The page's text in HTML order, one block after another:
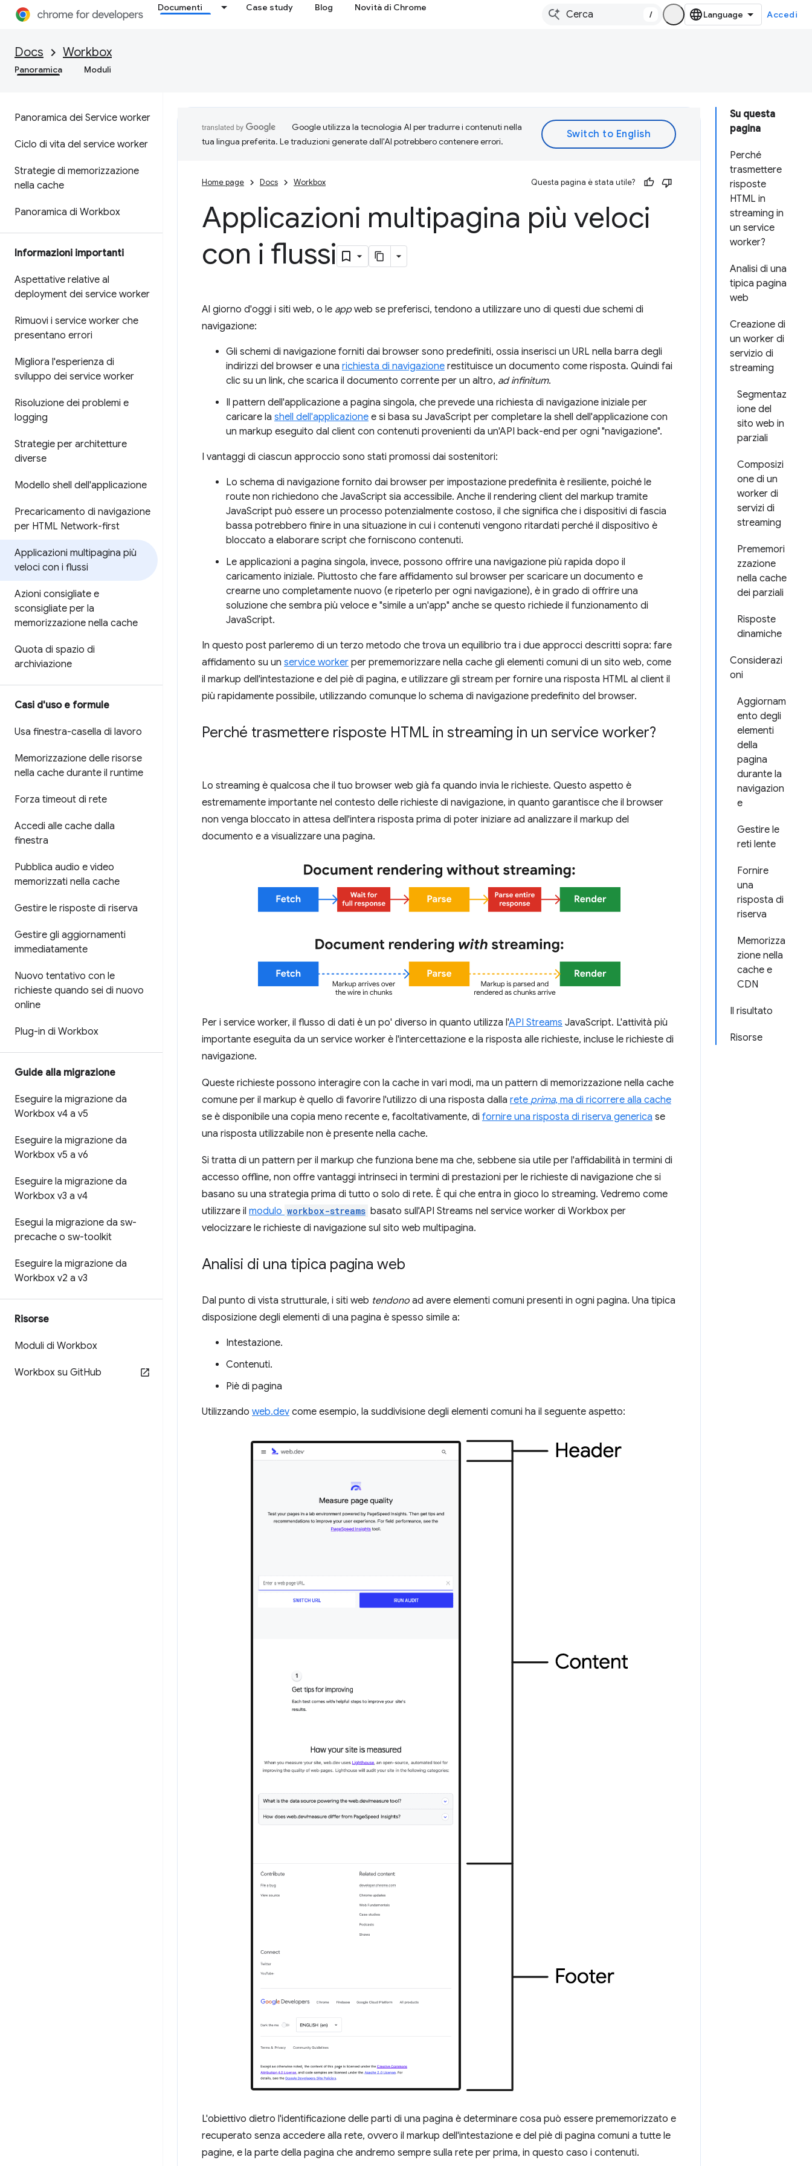
Documenti Case study Blog Novità di Chrome
/ Accedi
Docs Workbox
Panoramica Moduli
Panoramica dei Service worker
Ciclo di vita del service worker
Strategie di memorizzazione
nella cache
Panoramica di Workbox
Informazioni importanti
Aspettative relative al
deployment dei service worker
Rimuovi i service worker che
presentano errori
Migliora l'esperienza di
sviluppo dei service worker
Risoluzione dei problemi e
logging
Strategie per architetture
diverse
Modello shell dell'applicazione
Precaricamento di navigazione
per HTML Network-first
Applicazioni multipagina più
veloci con i flussi
Azioni consigliate e
sconsigliate per la
memorizzazione nella cache
Quota di spazio di
archiviazione
Casi d'uso e formule
Usa finestra-casella di lavoro
Memorizzazione delle risorse
nella cache durante il runtime
Forza timeout di rete
Accedi alle cache dalla
finestra
Pubblica audio e video
memorizzati nella cache
Gestire le risposte di riserva
Gestire gli aggiornamenti
immediatamente
Nuovo tentativo con le
richieste quando sei di nuovo
online
Plug-in di Workbox
Guide alla migrazione
Eseguire la migrazione da
Workbox v4 a v5
Eseguire la migrazione da
Workbox v5 a v6
Eseguire la migrazione da
Workbox v3 a v4
Esegui la migrazione da sw-
precache o sw-toolkit
Eseguire la migrazione da
Workbox v2 a v3
Risorse
Moduli di Workbox
Workbox su GitHub
Su questa
pagina
Perché
trasmettere
risposte
HTML in
streaming in
un service
worker?
Analisi di una
tipica pagina
web
Creazione di
un worker di
servizio di
streaming
Segmentaz
ione del
sito web in
parziali
Composizi
one di un
worker di
servizi di
streaming
Prememori
zzazione
nella cache
dei parziali
Risposte
dinamiche
Considerazi
oni
Aggiornam
ento degli
elementi
della
pagina
durante la
navigazion
e
Gestire le
reti lente
Fornire
una
risposta di
riserva
Memorizza
zione nella
cache e
CDN
Il risultato
Risorse
Google utilizza la tecnologia AI per tradurre i contenuti nella
tua lingua preferita. Le traduzioni generate dall'AI potrebbero contenere errori.
Home page Docs Workbox Questa pagina è stata utile?
Applicazioni multipagina più veloci
con i flussi
Al giorno d'oggi i siti web, o le appweb se preferisci, tendono a utilizzare uno di questi due schemi di
navigazione:
Gli schemi di navigazione forniti dai browser sono predefiniti, ossia inserisci un URL nella barra degli
indirizzi del browser e una richiesta di navigazione restituisce un documento come risposta. Quindi fai
clic su un link, che scarica il documento corrente per un altro, ad infinitum.
Il pattern dell'applicazione a pagina singola, che prevede una richiesta di navigazione iniziale per
caricare la shell dell'applicazione e si basa su JavaScript per completare la shell dell'applicazione con
un markup eseguito dal client con contenuti provenienti da un'API back-end per ogni "navigazione".
I vantaggi di ciascun approccio sono stati promossi dai sostenitori:
Lo schema di navigazione fornito dai browser per impostazione predefinita è resiliente, poiché le
route non richiedono che JavaScript sia accessibile. Anche il rendering client del markup tramite
JavaScript può essere un processo potenzialmente costoso, il che significa che i dispositivi di fascia
bassa potrebbero finire in una situazione in cui i contenuti vengono ritardati perché il dispositivo è
bloccato a elaborare script che forniscono contenuti.
Le applicazioni a pagina singola, invece, possono offrire una navigazione più rapida dopo il
caricamento iniziale. Piuttosto che fare affidamento sul browser per scaricare un documento e
crearne uno completamente nuovo (e ripeterlo per ogni navigazione), è in grado di offrire una
soluzione che sembra più veloce e "simile a un'app" anche se questo richiede il funzionamento di
JavaScript.
In questo post parleremo di un terzo metodo che trova un equilibrio tra i due approcci descritti sopra: fare
affidamento su un service worker per prememorizzare nella cache gli elementi comuni di un sito web, come
il markup dell'intestazione e del piè di pagina, e utilizzare gli stream per fornire una risposta HTML al client il
più rapidamente possibile, utilizzando comunque lo schema di navigazione predefinito del browser.
Perché trasmettere risposte HTML in streaming in un service worker?
Lo streaming è qualcosa che il tuo browser web già fa quando invia le richieste. Questo aspetto è
estremamente importante nel contesto delle richieste di navigazione, in quanto garantisce che il browser
non venga bloccato in attesa dell'intera risposta prima di poter iniziare ad analizzare il markup del
documento e a visualizzare una pagina.
Per i service worker, il flusso di dati è un po' diverso in quanto utilizza l'API Streams JavaScript. L'attività più
importante eseguita da un service worker è l'intercettazione e la risposta alle richieste, incluse le richieste di
navigazione.
Queste richieste possono interagire con la cache in vari modi, ma un pattern di memorizzazione nella cache
comune per il markup è quello di favorire l'utilizzo di una risposta dalla rete prima, ma di ricorrere alla cache
se è disponibile una copia meno recente e, facoltativamente, di fornire una risposta di riserva generica se
una risposta utilizzabile non è presente nella cache.
Si tratta di un pattern per il markup che funziona bene ma che, sebbene sia utile per l'affidabilità in termini di
accesso offline, non offre vantaggi intrinseci in termini di prestazioni per le richieste di navigazione che si
basano su una strategia prima di tutto o solo di rete. È qui che entra in gioco lo streaming. Vedremo come
utilizzare il modulo workbox-streams basato sull'API Streams nel service worker di Workbox per
velocizzare le richieste di navigazione sul sito web multipagina.
Analisi di una tipica pagina web
Dal punto di vista strutturale, i siti web tendono ad avere elementi comuni presenti in ogni pagina. Una tipica
disposizione degli elementi di una pagina è spesso simile a:
Intestazione.
Contenuti.
Piè di pagina
Utilizzando web.dev come esempio, la suddivisione degli elementi comuni ha il seguente aspetto:
L'obiettivo dietro l'identificazione delle parti di una pagina è determinare cosa può essere prememorizzato e
recuperato senza accedere alla rete, ovvero il markup dell'intestazione e del piè di pagina comuni a tutte le
pagine, e la parte della pagina che andremo sempre sulla rete per prima, in questo caso i contenuti.